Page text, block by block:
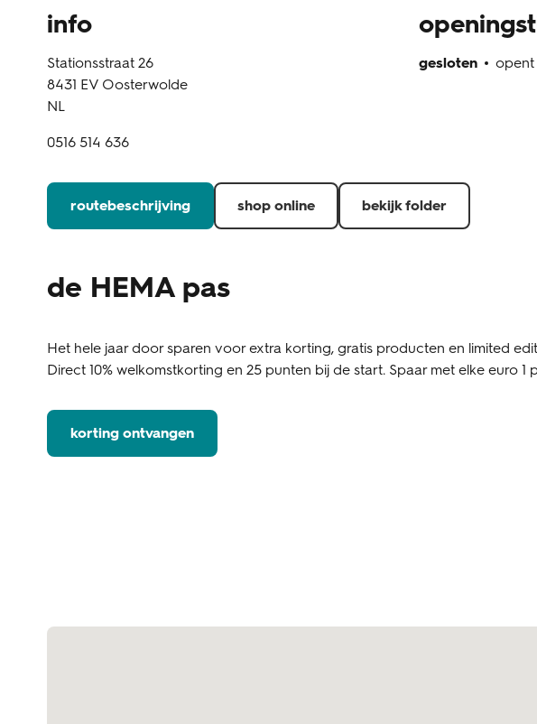
info
Stationsstraat 26
8431 EV Oosterwolde
NL
0516 514 636
gesloten opent
routebeschrijving shop online bekijk folder
de HEMA pas
Het hele jaar door sparen voor extra korting, gratis producten en limited
Direct 10% welkomstkorting en 25 punten bij de start. Spaar met elke euro 1
korting ontvangen